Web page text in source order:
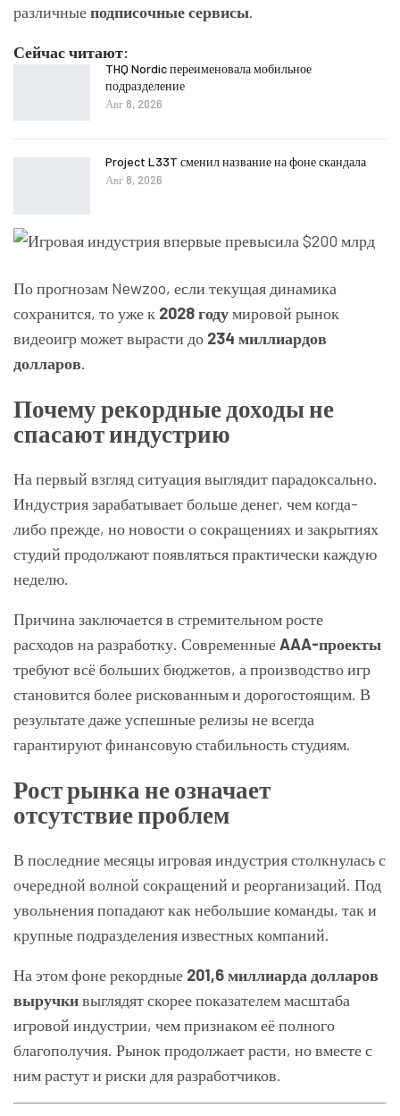
различныеподписочные сервисы.
Сейчас читают:
THQ Nordic переименовала мобильное
подразделение
Авг 8, 2026
Project L33T сменил название на фоне скандала
Авг 8, 2026
По прогнозам Newzoo, если текущая динамика
сохранится, то уже к 2028 годумировой рынок
видеоигр может вырасти до 234 миллиардов
долларов.
Почему рекордные доходы не
спасают индустрию
На первый взгляд ситуация выглядит парадоксально.
Индустрия зарабатывает больше денег, чем когда-
либо прежде, но новости о сокращениях и закрытиях
студий продолжают появляться практически каждую
неделю.
Причина заключается в стремительном росте
расходов на разработку. Современные AAA-проекты
требуют всё больших бюджетов, а производство игр
становится более рискованным и дорогостоящим. В
результате даже успешные релизы не всегда
гарантируют финансовую стабильность студиям.
Рост рынка не означает
отсутствие проблем
В последние месяцы игровая индустрия столкнулась с
очередной волной сокращений и реорганизаций. Под
увольнения попадают как небольшие команды, так и
крупные подразделения известных компаний.
На этом фоне рекордные 201,6 миллиарда долларов
выручкивыглядят скорее показателем масштаба
игровой индустрии, чем признаком её полного
благополучия. Рынок продолжает расти, но вместе с
ним растут и риски для разработчиков.